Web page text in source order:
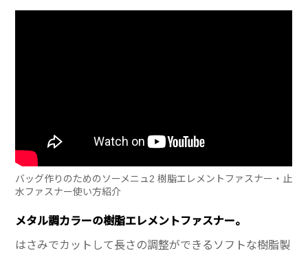
バッグ作りのためのソーメニュ2 樹脂エレメントファスナー・止
水ファスナー使い方紹介
メタル調カラーの樹脂エレメントファスナー。
はさみでカットして長さの調整ができるソフトな樹脂製